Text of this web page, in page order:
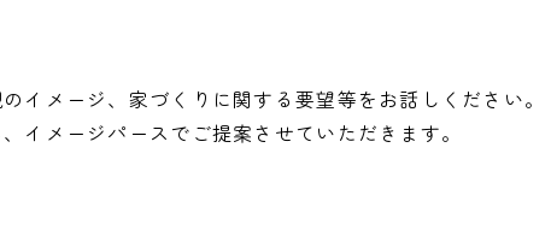
イメージ、家づくりに関する要望等をお話しください。
イメージパースでご提案させていただきます。